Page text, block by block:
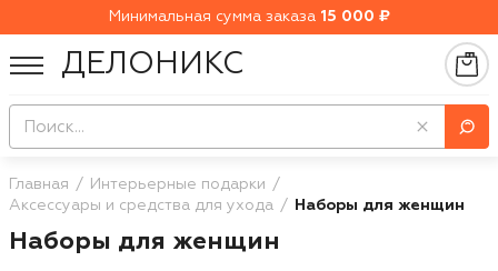
Минимальная сумма заказа 15 000 ₽
ДЕЛОНИКС
Главная
Интерьерные подарки
Аксессуары и средства для ухода
Наборы для женщин
Наборы для женщин